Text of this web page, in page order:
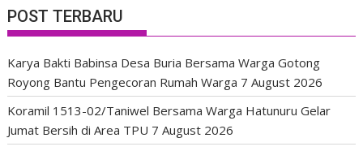
POST TERBARU
Karya Bakti Babinsa Desa Buria Bersama Warga Gotong
Royong Bantu Pengecoran Rumah Warga 7 August 2026
Koramil 1513-02/Taniwel Bersama Warga Hatunuru Gelar
Jumat Bersih di Area TPU 7 August 2026